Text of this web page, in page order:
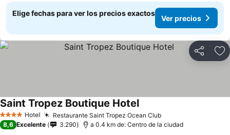
Elige fechas para ver los precios exactos
Ver precios
Compartir
4 EstrellasHotel Restaurante Saint Tropez Ocean ClubVer precios
Saint Tropez Boutique HotelVer precios
8,6 Excelente 3.290 a 0.4 km de: Centro de la ciudad